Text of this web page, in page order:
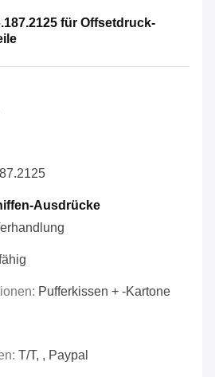
für Offsetdruck-
Ausdrücke
Pufferkissen + -kartone
T/T, , Paypal